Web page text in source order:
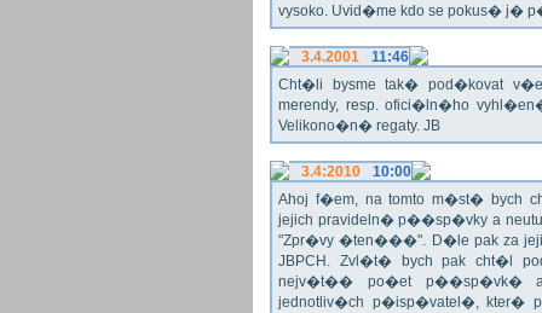
vysoko. Uvid�me kdo se pokus� j�
3.4.2001
11:46
Cht�li bysme tak� pod�kovat
merendy, resp. ofici�ln�ho
Velikono�n� regaty. JB
3.4:2010
10:00
Ahoj f�em, na tomto m�st� bych
jejich pravideln� p��sp�vky a
"Zpr�vy �ten���". D�le pak za
JBPCH. Zvl�t� bych pak cht�l
nejv�t�� po�et p��sp�vk�
jednotliv�ch p�isp�vatel�, kter�